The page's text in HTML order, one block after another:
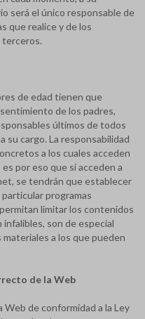
será el único responsable de
que realice y de los
terceros.
de edad tienen que
de los padres,
últimos de todos
su cargo. La responsabilidad
a los cuales acceden
por eso que si acceden a
se tendrán que establecer
programas
limitar los contenidos
infalibles, son de especial
a los que pueden
de la Web
Web de conformidad a la Ley